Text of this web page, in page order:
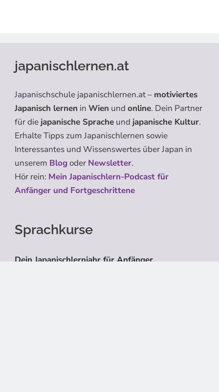
japanischlernen.at
Japanischschule japanischlernen.at – motiviertes
Japanisch lernen in Wien und online. Dein Partner
für die japanische Sprache und japanische Kultur.
Erhalte Tipps zum Japanischlernen sowie
Interessantes und Wissenswertes über Japan in
unserem Blogoder Newsletter.
Hör rein: Mein Japanischlern-Podcast für
Anfänger und Fortgeschrittene
Sprachkurse
Dein Japanischlernjahr für Anfänger